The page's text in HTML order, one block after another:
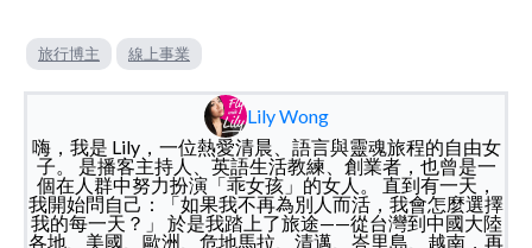
旅行博主 線上事業
Lily Wong
嗨，我是 Lily，一位熱愛清晨、語言與靈魂旅程的自由女
子。 是播客主持人、英語生活教練、創業者，也曾是一
個在人群中努力扮演「乖女孩」的女人。 直到有一天，
我開始問自己：「如果我不再為別人而活，我會怎麼選擇
我的每一天？」 於是我踏上了旅途——從台灣到中國大陸
各地、美國、歐洲、危地馬拉、清邁、峇里島、越南，再